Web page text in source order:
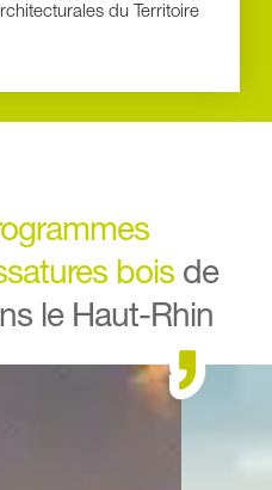
du Territoire
bois de
le Haut-Rhin